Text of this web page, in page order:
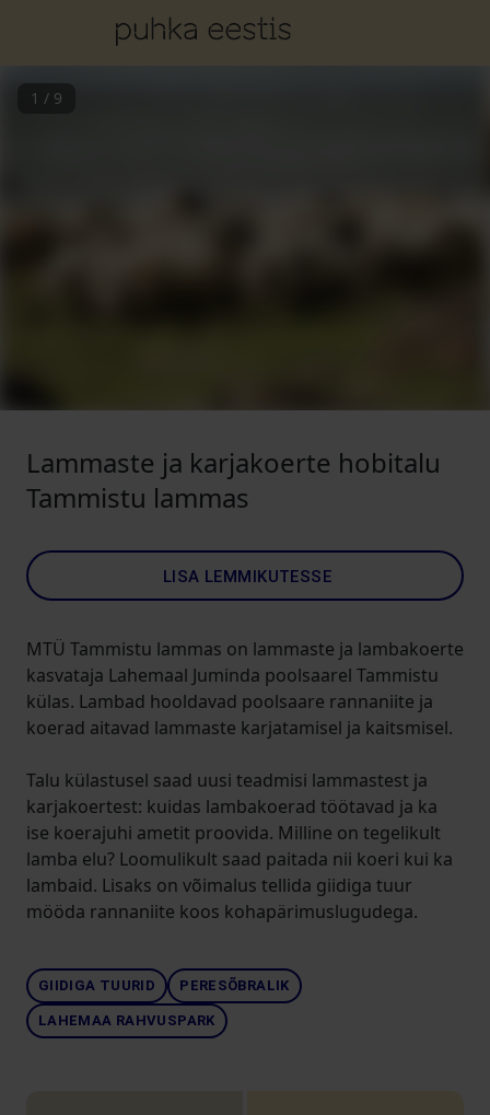
1 / 9
Lammaste ja karjakoerte hobitalu
Tammistu lammas
LISA LEMMIKUTESSE
MTÜ Tammistu lammas on lammaste ja lambakoerte
kasvataja Lahemaal Juminda poolsaarel Tammistu
külas. Lambad hooldavad poolsaare rannaniite ja
koerad aitavad lammaste karjatamisel ja kaitsmisel.
Talu külastusel saad uusi teadmisi lammastest ja
karjakoertest: kuidas lambakoerad töötavad ja ka
ise koerajuhi ametit proovida. Milline on tegelikult
lamba elu? Loomulikult saad paitada nii koeri kui ka
lambaid. Lisaks on võimalus tellida giidiga tuur
mööda rannaniite koos kohapärimuslugudega.
GIIDIGA TUURID PERESÕBRALIK
LAHEMAA RAHVUSPARK